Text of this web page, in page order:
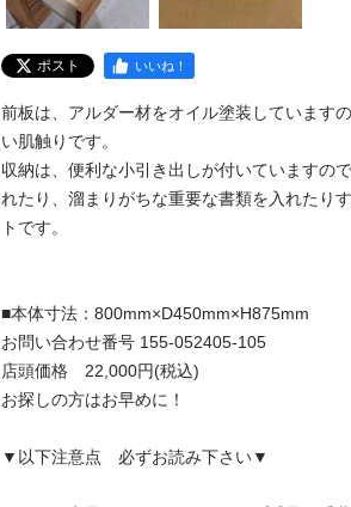
ポスト いいね！
前板は、アルダー材をオイル塗装しています
い肌触りです。
収納は、便利な小引き出しが付いていますの
れたり、溜まりがちな重要な書類を入れたり
トです。
■本体寸法：800mm×D450mm×H875mm
お問い合わせ番号 155-052405-105
店頭価格　22,000円(税込)
お探しの方はお早めに！
▼以下注意点　必ずお読み下さい▼